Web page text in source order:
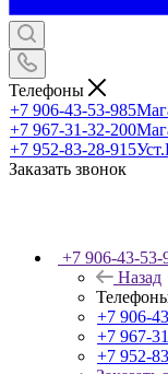
Телефоны
+7 906-43-53-985
+7 967-31-32-200
+7 952-83-28-915
Заказать звонок
+7 906-43-53-
Назад
+7 906-
+7 967-
+7 952-